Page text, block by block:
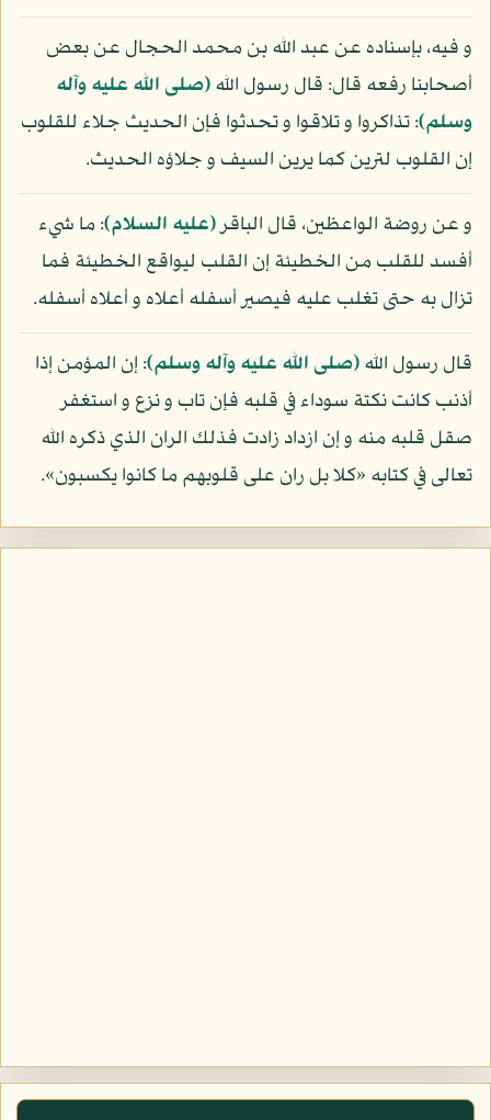
و فيه، بإسناده عن عبد الله بن محمد الحجال عن بعض
أصحابنا رفعه قال: قال رسول الله(صلى الله عليه وآله
وسلم): تذاكروا و تلاقوا و تحدثوا فإن الحديث جلاء للقلوب
إن القلوب لترين كما يرين السيف و جلاؤه الحديث.
و عن روضة الواعظين، قال الباقر(عليه السلام): ما شيء
أفسد للقلب من الخطيئة إن القلب ليواقع الخطيئة فما
تزال به حتى تغلب عليه فيصير أسفله أعلاه و أعلاه أسفله.
قال رسول الله(صلى الله عليه وآله وسلم): إن المؤمن إذا
أذنب كانت نكتة سوداء في قلبه فإن تاب و نزع و استغفر
صقل قلبه منه و إن ازداد زادت فذلك الران الذي ذكره الله
تعالى في كتابه «كلا بل ران على قلوبهم ما كانوا يكسبون».